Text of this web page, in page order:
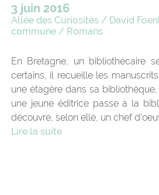
3 juin 2016
Allée des Curiosités/ David
commune/ Romans
En Bretagne, un bibliothécaire
certains, il recueille les
une étagère dans sa
une jeune éditrice passe à la
découvre, selon elle, un chef
Lire la suite